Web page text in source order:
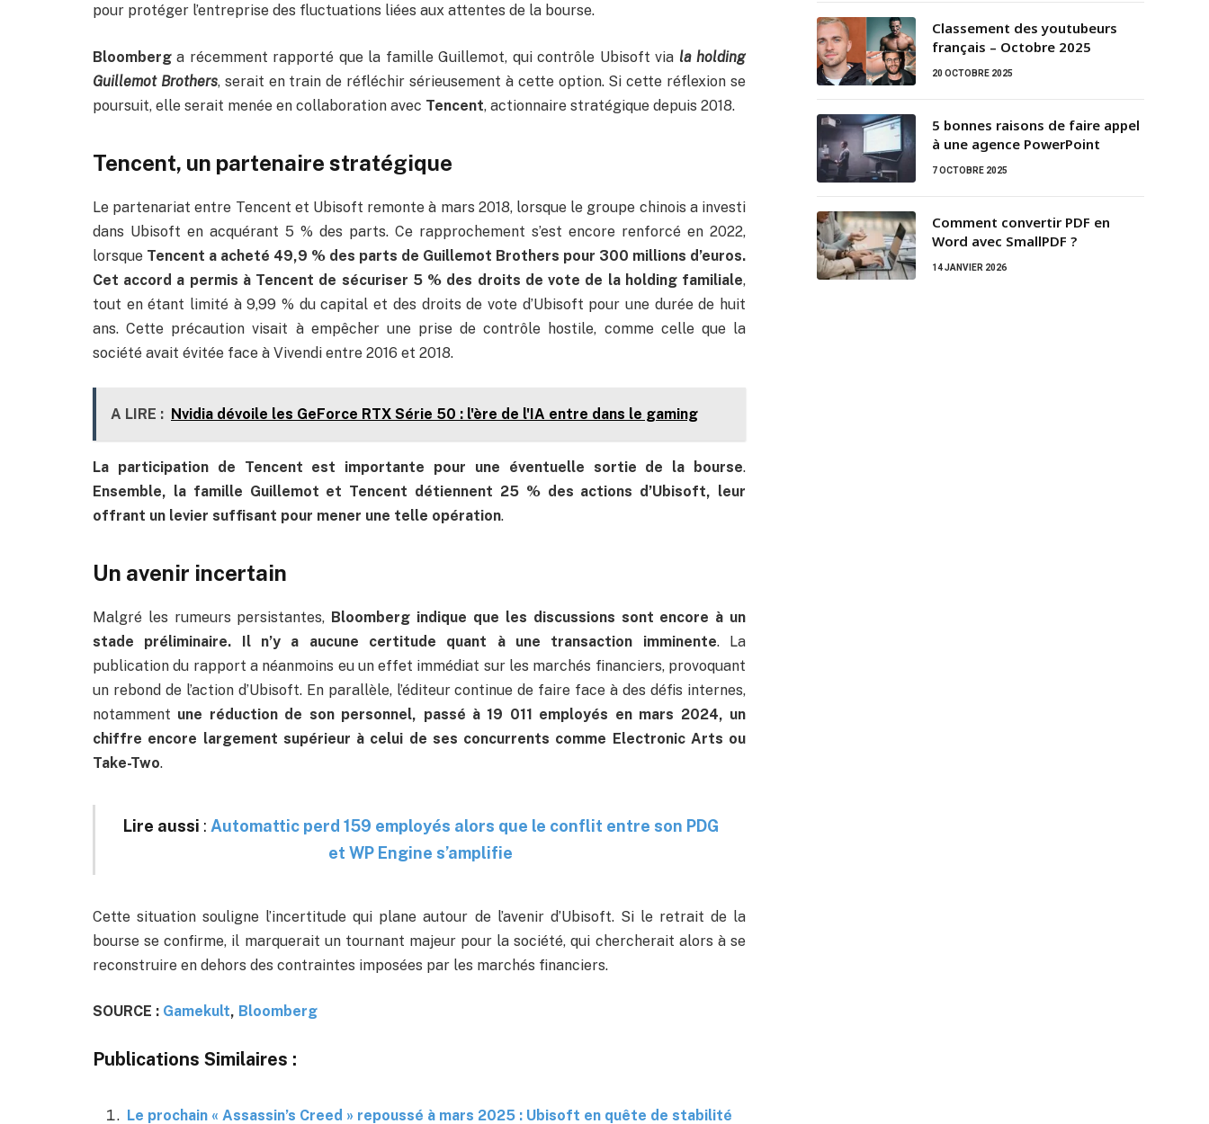
pour protéger l’entreprise des fluctuations liées aux attentes de la bourse.
Bloomberg a récemment rapporté que la famille Guillemot, qui contrôle Ubisoft via la holding
Guillemot Brothers, serait en train de réfléchir sérieusement à cette option. Si cette réflexion se
poursuit, elle serait menée en collaboration avec Tencent, actionnaire stratégique depuis 2018.
Tencent, un partenaire stratégique
Le partenariat entre Tencent et Ubisoft remonte à mars 2018, lorsque le groupe chinois a investi
dans Ubisoft en acquérant 5 % des parts. Ce rapprochement s’est encore renforcé en 2022,
lorsque Tencent a acheté 49,9 % des parts de Guillemot Brothers pour 300 millions d’euros.
Cet accord a permis à Tencent de sécuriser 5 % des droits de vote de la holding familiale,
tout en étant limité à 9,99 % du capital et des droits de vote d’Ubisoft pour une durée de huit
ans. Cette précaution visait à empêcher une prise de contrôle hostile, comme celle que la
société avait évitée face à Vivendi entre 2016 et 2018.
A LIRE : Nvidia dévoile les GeForce RTX Série 50 : l'ère de l'IA entre dans le gaming
La participation de Tencent est importante pour une éventuelle sortie de la bourse.
Ensemble, la famille Guillemot et Tencent détiennent 25 % des actions d’Ubisoft, leur
offrant un levier suffisant pour mener une telle opération.
Un avenir incertain
Malgré les rumeurs persistantes, Bloomberg indique que les discussions sont encore à un
stade préliminaire. Il n’y a aucune certitude quant à une transaction imminente. La
publication du rapport a néanmoins eu un effet immédiat sur les marchés financiers, provoquant
un rebond de l’action d’Ubisoft. En parallèle, l’éditeur continue de faire face à des défis internes,
notamment une réduction de son personnel, passé à 19 011 employés en mars 2024, un
chiffre encore largement supérieur à celui de ses concurrents comme Electronic Arts ou
Take-Two.
Lire aussi : Automattic perd 159 employés alors que le conflit entre son PDG
et WP Engine s’amplifie
Cette situation souligne l’incertitude qui plane autour de l’avenir d’Ubisoft. Si le retrait de la
bourse se confirme, il marquerait un tournant majeur pour la société, qui chercherait alors à se
reconstruire en dehors des contraintes imposées par les marchés financiers.
SOURCE : Gamekult, Bloomberg
Publications Similaires :
Le prochain « Assassin’s Creed » repoussé à mars 2025 : Ubisoft en quête de stabilité
Classement des youtubeurs
français – Octobre 2025
20 OCTOBRE 2025
5 bonnes raisons de faire appel
à une agence PowerPoint
7 OCTOBRE 2025
Comment convertir PDF en
Word avec SmallPDF ?
14 JANVIER 2026